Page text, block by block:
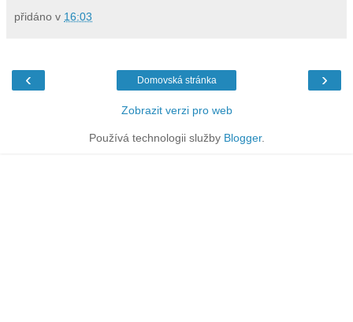
přidáno v 16:03
‹ ›
Domovská stránka
Zobrazit verzi pro web
Používá technologii služby Blogger.